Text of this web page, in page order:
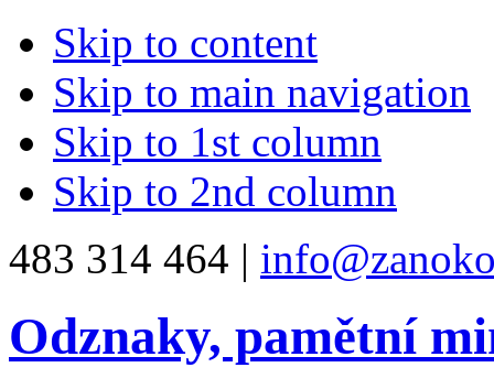
Skip to content
Skip to main navigation
Skip to 1st column
Skip to 2nd column
483 314 464 |
Odznaky, pamětní